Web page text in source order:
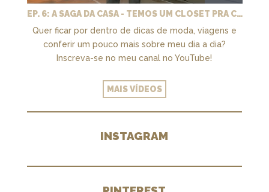
EP. 6: A SAGA DA CASA - TEMOS UM CLOSET PRA CHAMAR DE NOSSO + MARCENARIA E PAISAGISMO
Quer ficar por dentro de dicas de moda, viagens e
conferir um pouco mais sobre meu dia a dia?
Inscreva-se no meu canal no YouTube!
MAIS VÍDEOS
INSTAGRAM